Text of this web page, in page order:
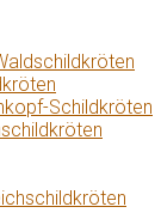
Schildkröten